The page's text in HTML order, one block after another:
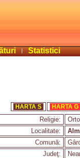
Statistici
HARTA S HARTA G
Religie:
Localitate:
Comună:
Judeţ: